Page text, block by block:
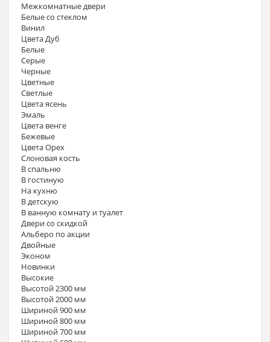
Межкомнатные двери
Белые со стеклом
Винил
Цвета Дуб
Белые
Серые
Черные
Цветные
Светлые
Цвета ясень
Эмаль
Цвета венге
Бежевые
Цвета Орех
Слоновая кость
В спальню
В гостиную
На кухню
В детскую
В ванную комнату и туалет
Двери со скидкой
Альберо по акции
Двойные
Эконом
Новинки
Высокие
Высотой 2300 мм
Высотой 2000 мм
Шириной 900 мм
Шириной 800 мм
Шириной 700 мм